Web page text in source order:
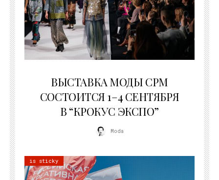
ВЫСТАВКА МОДЫ CPM
СОСТОИТСЯ 1–4 СЕНТЯБРЯ
В “КРОКУС ЭКСПО”
Moda
is sticky